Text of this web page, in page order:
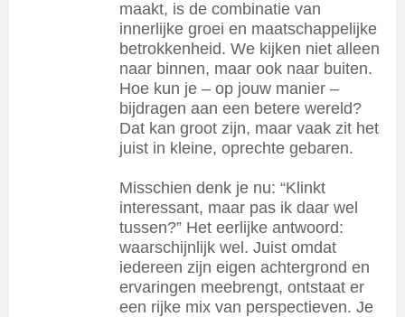
maakt, is de combinatie van
innerlijke groei en maatschappelijke
betrokkenheid. We kijken niet alleen
naar binnen, maar ook naar buiten.
Hoe kun je – op jouw manier –
bijdragen aan een betere wereld?
Dat kan groot zijn, maar vaak zit het
juist in kleine, oprechte gebaren.
Misschien denk je nu: “Klinkt
interessant, maar pas ik daar wel
tussen?” Het eerlijke antwoord:
waarschijnlijk wel. Juist omdat
iedereen zijn eigen achtergrond en
ervaringen meebrengt, ontstaat er
een rijke mix van perspectieven. Je